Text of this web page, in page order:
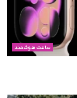
ساعت هوشمند